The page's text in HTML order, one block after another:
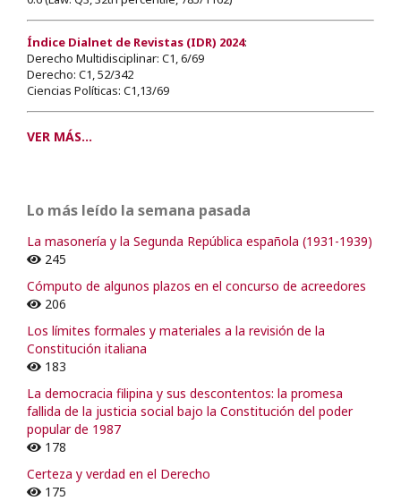
Índice Dialnet de Revistas (IDR) 2024:
Derecho Multidisciplinar: C1, 6/69
Derecho: C1, 52/342
Ciencias Políticas: C1,13/69
VER MÁS...
Lo más leído la semana pasada
La masonería y la Segunda República española (1931-1939)
245
Cómputo de algunos plazos en el concurso de acreedores
206
Los límites formales y materiales a la revisión de la
Constitución italiana
183
La democracia filipina y sus descontentos: la promesa
fallida de la justicia social bajo la Constitución del poder
popular de 1987
178
Certeza y verdad en el Derecho
175